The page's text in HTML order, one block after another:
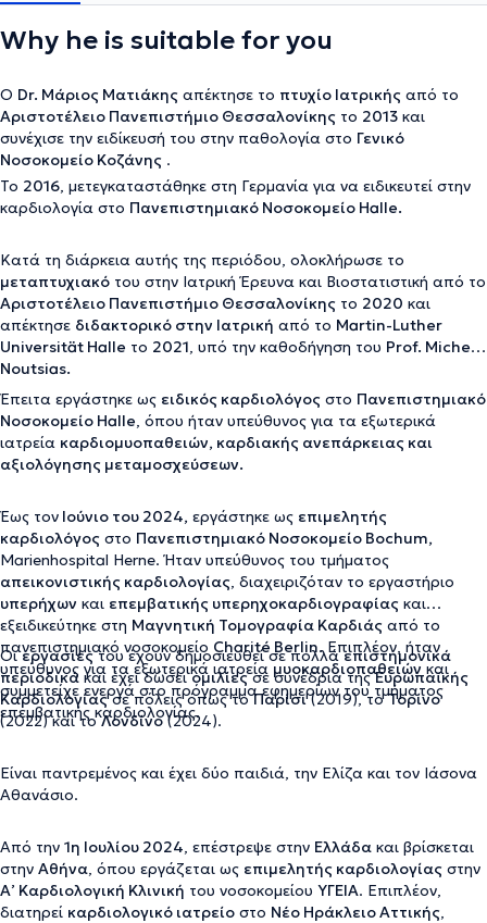
Why he is suitable for you
Ο Dr. Μάριος Ματιάκης απέκτησε το πτυχίο Ιατρικής από το
Αριστοτέλειο Πανεπιστήμιο Θεσσαλονίκης το 2013 και
συνέχισε την ειδίκευσή του στην παθολογία στο Γενικό
Νοσοκομείο Κοζάνης .
Το 2016, μετεγκαταστάθηκε στη Γερμανία για να ειδικευτεί στην
καρδιολογία στο Πανεπιστημιακό Νοσοκομείο Halle.
Κατά τη διάρκεια αυτής της περιόδου, ολοκλήρωσε το
μεταπτυχιακό του στην Ιατρική Έρευνα και Βιοστατιστική από το
Αριστοτέλειο Πανεπιστήμιο Θεσσαλονίκης το 2020 και
απέκτησε διδακτορικό στην Ιατρική από το Martin-Luther
Universität Halle το 2021, υπό την καθοδήγηση του Prof. Michel
Noutsias.
Έπειτα εργάστηκε ως ειδικός καρδιολόγος στο Πανεπιστημιακό
Νοσοκομείο Halle, όπου ήταν υπεύθυνος για τα εξωτερικά
ιατρεία καρδιομυοπαθειών, καρδιακής ανεπάρκειας και
αξιολόγησης μεταμοσχεύσεων.
Έως τον Ιούνιο του 2024, εργάστηκε ως επιμελητής
καρδιολόγος στο Πανεπιστημιακό Νοσοκομείο Bochum,
Marienhospital Herne. Ήταν υπεύθυνος του τμήματος
απεικονιστικής καρδιολογίας, διαχειριζόταν το εργαστήριο
υπερήχων και επεμβατικής υπερηχοκαρδιογραφίας και
εξειδικεύτηκε στη Μαγνητική Τομογραφία Καρδιάς από το
πανεπιστημιακό νοσοκομείο Charité Berlin. Επιπλέον, ήταν
υπεύθυνος για τα εξωτερικά ιατρεία μυοκαρδιοπαθειών και
συμμετείχε ενεργά στο πρόγραμμα εφημερίων του τμήματος
επεμβατικής καρδιολογίας.
Οιεργασίεςτου έχουν δημοσιευθεί σε πολλάεπιστημονικά
περιοδικά και έχει δώσειομιλίεςσε συνέδρια τηςΕυρωπαϊκής
Καρδιολογίαςσε πόλεις όπως τοΠαρίσι(2019), τοΤορίνο
(2022) και τοΛονδίνο(2024).
Είναι παντρεμένος και έχει δύο παιδιά, την Ελίζα και τον Ιάσονα
Αθανάσιο.
Από την 1η Ιουλίου 2024, επέστρεψε στην Ελλάδα και βρίσκεται
στην Αθήνα, όπου εργάζεται ως επιμελητής καρδιολογίας στην
Α’ Καρδιολογική Κλινική του νοσοκομείου ΥΓΕΙΑ. Επιπλέον,
διατηρεί καρδιολογικό ιατρείο στo Νέο Ηράκλειο Αττικής,